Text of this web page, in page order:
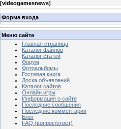
[videogamesnews]
Форма входа
Меню сайта
Главная страница
Каталог файлов
Каталог статей
Форум
Фотоальбомы
Гостевая книга
Доска объявлений
Каталог сайтов
Онлайн игры
Информация о сайте
Последние сообщения
Последние комментарии
Блог
FAQ (вопрос/ответ)